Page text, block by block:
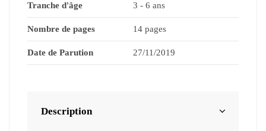
Tranche d'âge 3 - 6 ans
Nombre de pages 14 pages
Date de Parution 27/11/2019
Description